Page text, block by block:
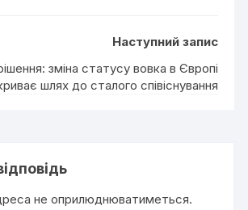
Наступний запис
зміна статусу вовка в Європі
шлях до сталого співіснування
не оприлюднюватиметься.